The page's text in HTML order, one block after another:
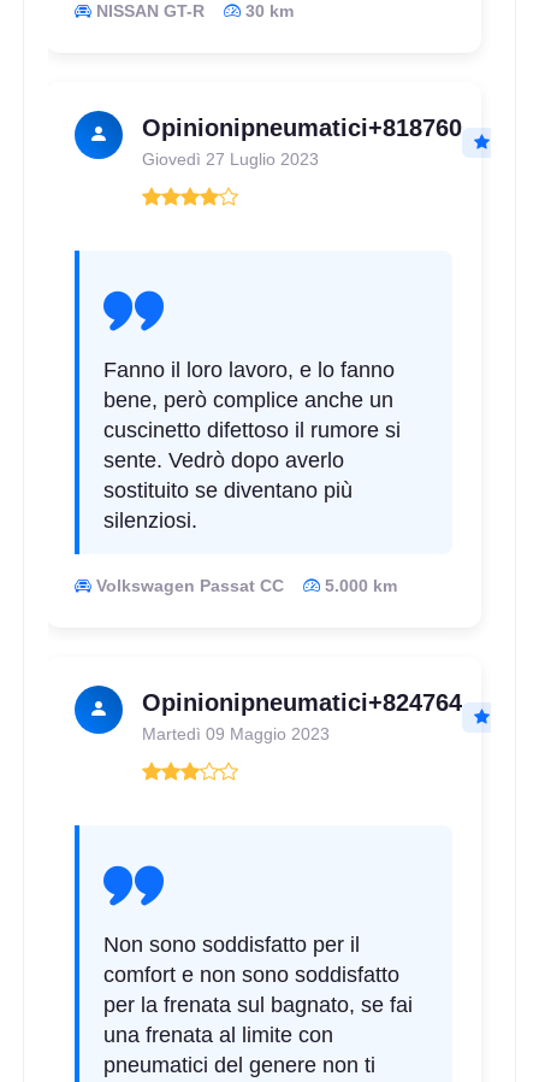
NISSAN GT-R 30 km
Opinionipneumatici+818760
Giovedì 27 Luglio 2023
Fanno il loro lavoro, e lo fanno
bene, però complice anche un
cuscinetto difettoso il rumore si
sente. Vedrò dopo averlo
sostituito se diventano più
silenziosi.
Volkswagen Passat CC 5.000 km
Opinionipneumatici+824764
Martedì 09 Maggio 2023
Non sono soddisfatto per il
comfort e non sono soddisfatto
per la frenata sul bagnato, se fai
una frenata al limite con
pneumatici del genere non ti